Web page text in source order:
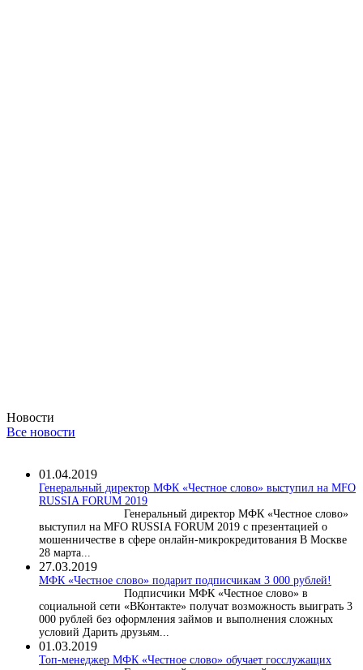
Новости
Все новости
01.04.2019
Генеральный директор МФК «Честное слово» выступил на MFO
RUSSIA FORUM 2019
Генеральный директор МФК «Честное слово»
выступил на MFO RUSSIA FORUM 2019 с презентацией о
мошенничестве в сфере онлайн-микрокредитования В Москве
28 марта...
27.03.2019
МФК «Честное слово» подарит подписчикам 3 000 рублей!
Подписчики МФК «Честное слово» в
социальной сети «ВКонтакте» получат возможность выиграть 3
000 рублей без оформления займов и выполнения сложных
условий Дарить друзьям...
01.03.2019
Топ-менеджер МФК «Честное слово» обучает госслужащих